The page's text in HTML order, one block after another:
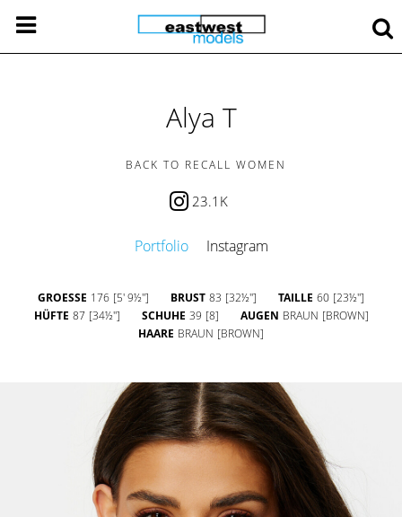
Alya T
BACK TO RECALL WOMEN
23.1K
Portfolio Instagram
GROESSE 176 [5' 9½''] BRUST 83 [32½''] TAILLE 60 [23½'']
HÜFTE 87 [34½''] SCHUHE 39 [8] AUGEN BRAUN [BROWN]
HAARE BRAUN [BROWN]